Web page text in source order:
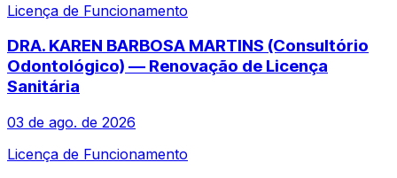
Licença de Funcionamento
DRA. KAREN BARBOSA MARTINS (Consultório
Odontológico) — Renovação de Licença
Sanitária
03 de ago. de 2026
Licença de Funcionamento